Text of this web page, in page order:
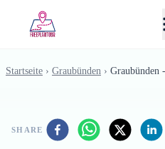
Startseite › Graubünden › Graubünden
SHARE